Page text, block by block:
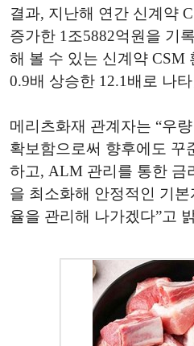
결과, 지난해 연간 신계약
증가한 1조5882억원을 기
해 볼 수 있는 신계약 CSM
0.9배 상승한 12.1배로 나
메리츠화재 관계자는 “우
확보함으로써 향후에도 꾸
하고, ALM 관리를 통한 금
을 최소화해 안정적인 기
율을 관리해 나가겠다”고